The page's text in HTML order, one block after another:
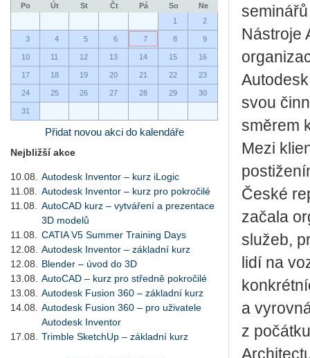
Po Út St Čt Pá So
Ne
1
2
3 4 5 6 7 8 9
10 11 12 13 14 15 16
17 18 19 20 21 22 23
24 25 26 27 28 29 30
31
Přidat novou akci do kalendáře
Nejbližší akce
10.08.
Autodesk Inventor – kurz iLogic
11.08.
Autodesk Inventor – kurz pro pokročilé
11.08.
AutoCAD kurz – vytváření a prezentace
3D modelů
11.08.
CATIA V5 Summer Training Days
12.08.
Autodesk Inventor – základní kurz
12.08.
Blender – úvod do 3D
13.08.
AutoCAD – kurz pro středně pokročilé
13.08.
Autodesk Fusion 360 – základní kurz
14.08.
Autodesk Fusion 360 – pro uživatele
Autodesk Inventor
17.08.
Trimble SketchUp – základní kurz
Nástroje
svou
směrem
Mezi
České
začala
služeb,
lidí na
a
z